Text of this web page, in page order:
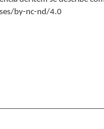
by-nc-nd/4.0